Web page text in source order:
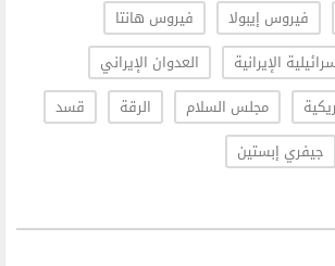
فيروس إيبولا
فيروس هانتا
الإيرانية
العدوان الإيراني
مجلس السلام الرقة
قسد
جيفري إبستين